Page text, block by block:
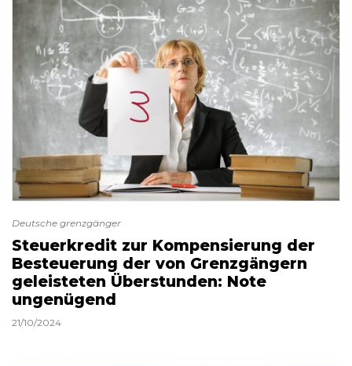
Deutsche grenzgänger
Steuerkredit zur Kompensierung der
Besteuerung der von Grenzgängern
geleisteten Überstunden: Note
ungenügend
21/10/2024